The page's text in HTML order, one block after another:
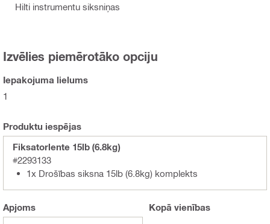
Hilti instrumentu siksniņas
Izvēlies piemērotāko opciju
Iepakojuma lielums
1
Produktu iespējas
Fiksatorlente 15lb (6.8kg)
#2293133
1x Drošības siksna 15lb (6.8kg) komplekts
Apjoms Kopā vienības